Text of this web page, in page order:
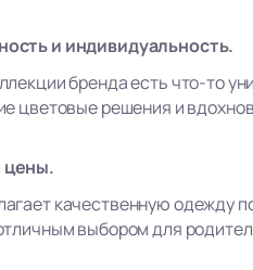
и индивидуальность.
бренда есть что-то
цветовые решения и
цены.
качественную одежду
выбором для